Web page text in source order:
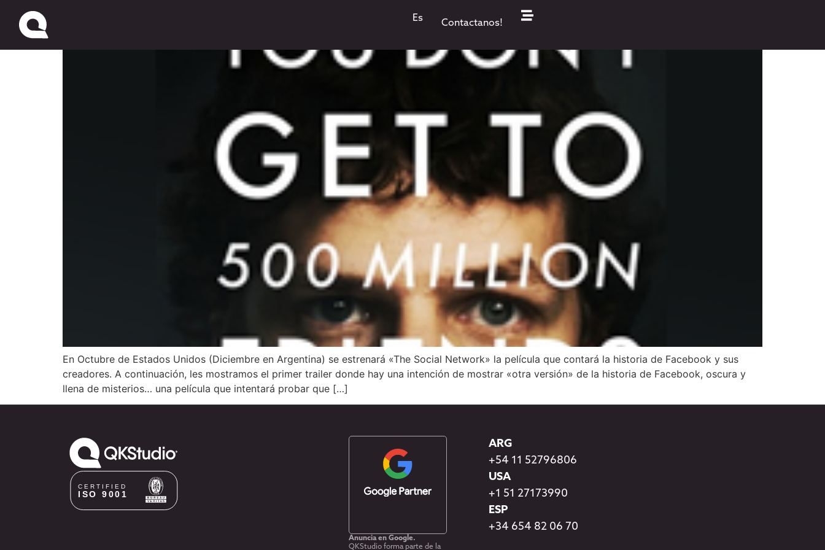
Es Contactanos!
En Octubre de Estados Unidos (Diciembre en Argentina) se estrenará «The Social Network» la película que contará la historia de Facebook y sus
creadores. A continuación, les mostramos el primer trailer donde hay una intención de mostrar «otra versión» de la historia de Facebook, oscura y
llena de misterios… una película que intentará probar que […]
Anuncia en Google.
QKStudio forma parte de la
ARG
+54 11 52796806
USA
+1 51 27173990
ESP
+34 654 82 06 70